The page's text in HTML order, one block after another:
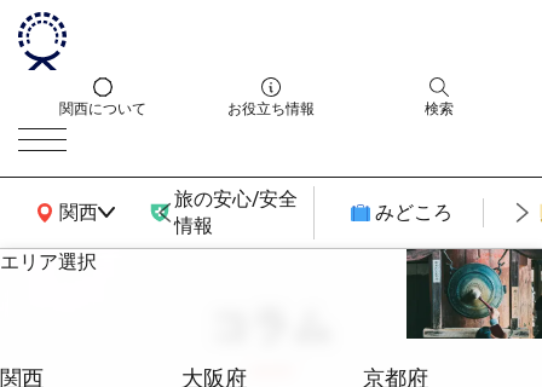
関西について お役立ち情報 検索
関西
関西広域MAP
旅の安心/安全
情報
みどころ
エリア選択
関西 大阪府
京都府
エ